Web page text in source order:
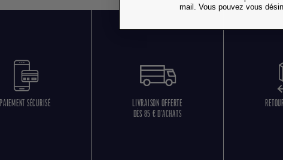
PAIEMENT SÉCURISÉ
LIVRAISON OFFERTE
DÈS 85 € D'ACHATS
mail. Vous pouvez vous